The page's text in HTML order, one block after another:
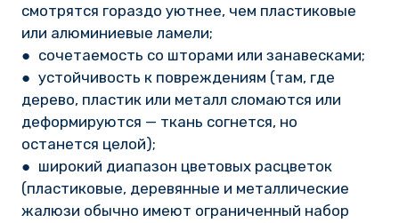
смотрятся гораздо уютнее, чем пластиковые
или алюминиевые ламели;
● сочетаемость со шторами или занавесками;
● устойчивость к повреждениям (там, где
дерево, пластик или металл сломаются или
деформируются — ткань согнется, но
останется целой);
● широкий диапазон цветовых расцветок
(пластиковые, деревянные и металлические
жалюзи обычно имеют ограниченный набор